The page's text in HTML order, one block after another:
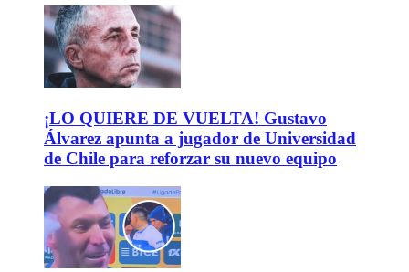
¡LO QUIERE DE VUELTA! Gustavo
Álvarez apunta a jugador de Universidad
de Chile para reforzar su nuevo equipo